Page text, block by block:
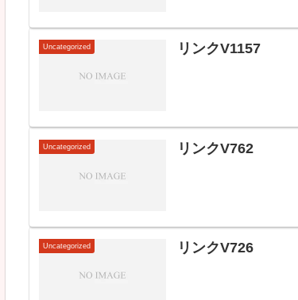
Uncategorized リンクV1157
Uncategorized リンクV762
Uncategorized リンクV726